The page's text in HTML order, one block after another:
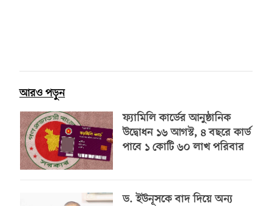
আরও পড়ুন
ফ্যামিলি কার্ডের আনুষ্ঠানিক
উদ্বোধন ১৬ আগস্ট, ৪ বছরে কার্ড
পাবে ১ কোটি ৬০ লাখ পরিবার
ড. ইউনূসকে বাদ দিয়ে অন্য